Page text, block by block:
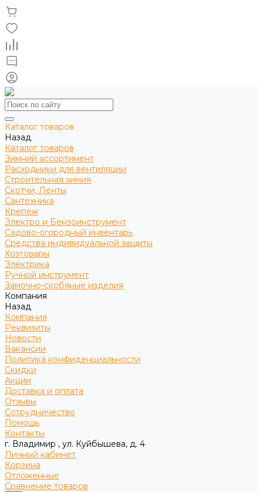
Каталог товаров
Назад
Каталог товаров
Зимний ассортимент
Расходники для вентиляции
Строительная химия
Скотчи, Ленты
Сантехника
Крепеж
Электро и Бензоинструмент
Садово-огородный инвентарь
Средства индивидуальной защиты
Хозтовары
Электрика
Ручной инструмент
Замочно-скобяные изделия
Компания
Назад
Компания
Реквизиты
Новости
Вакансии
Политика конфиденциальности
Скидки
Акции
Доставка и оплата
Отзывы
Сотрудничество
Помощь
Контакты
г. Владимир , ул. Куйбышева, д. 4
Личный кабинет
Корзина
Отложенные
Сравнение товаров